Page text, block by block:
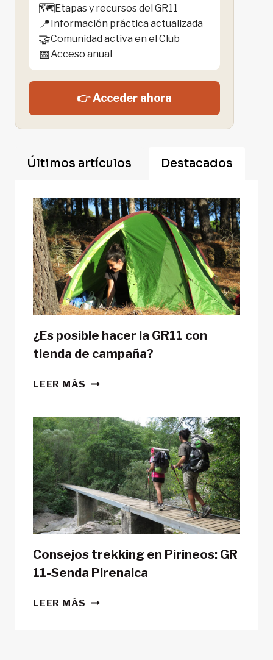
🗺️Etapas y recursos del GR11
📍 Información práctica actualizada
🤝Comunidad activa en el Club
📅Acceso anual
👉 Acceder ahora
Últimos artículos Destacados
¿Es posible hacer la GR11 con
tienda de campaña?
LEER MÁS ¿ES
LA
GR11
CON
TIENDA
DE
CAMPAÑA?
Consejos trekking en Pirineos: GR
11-Senda Pirenaica
LEER MÁS CONSEJOS